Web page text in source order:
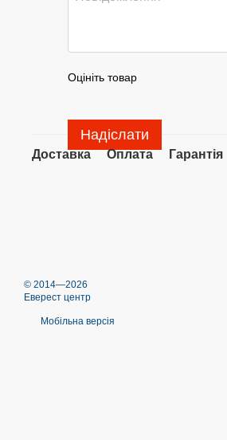
Оцініть товар
Надіслати
Доставка Оплата Гарантія
© 2014—2026
Еверест центр
Мобільна версія